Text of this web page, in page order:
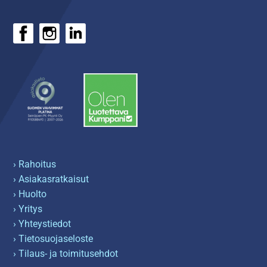
› Rahoitus
› Asiakasratkaisut
› Huolto
› Yritys
› Yhteystiedot
› Tietosuojaseloste
› Tilaus- ja toimitusehdot